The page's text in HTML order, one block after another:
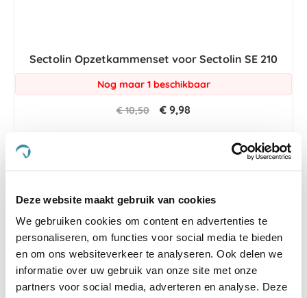
Deze website maakt gebruik van cookies
We gebruiken cookies om content en advertenties te
personaliseren, om functies voor social media te bieden
en om ons websiteverkeer te analyseren. Ook delen we
informatie over uw gebruik van onze site met onze
partners voor social media, adverteren en analyse. Deze
Sectolin Opzetkammenset voor Sectolin SE 210
Nog maar 1 beschikbaar
€ 10,50 € 9,98